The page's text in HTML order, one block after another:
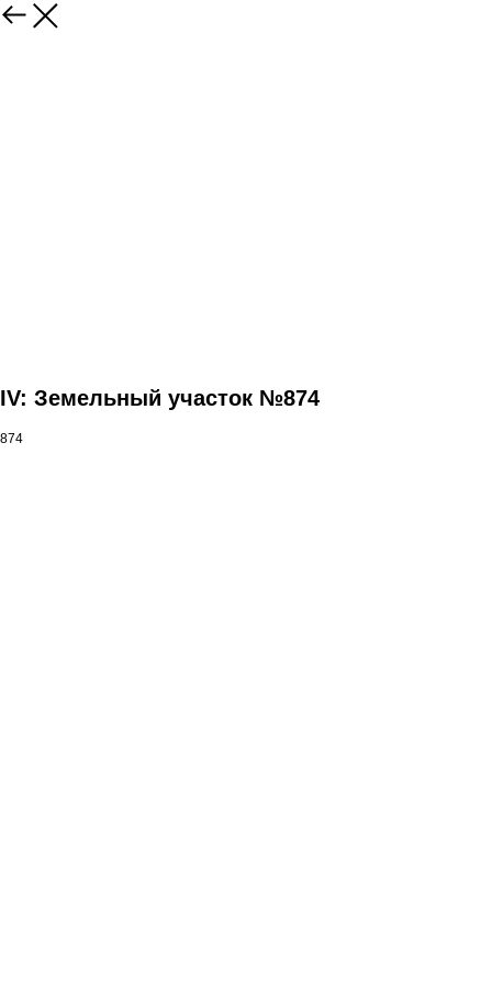
IV: Земельный участок №874
874